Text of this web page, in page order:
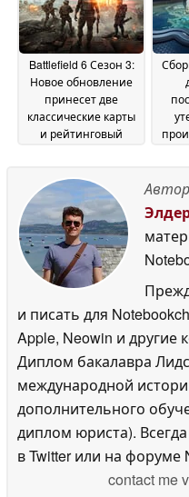
Battlefield 6 Сезон 3:
Новое обновление
принесет две
классические карты
и рейтинговый
Автор
и писать для
Apple, Neowin и
Диплом бакалавра
международной
дополнительного
диплом юриста).
в Twitter или на форуме
contact me